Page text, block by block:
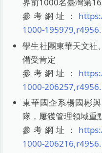
界前1000名臺灣第
參考網址：
1000-
學生社團東華天文社
備受肯定
參考網址：
1000-
東華國企系楊國彬
隊，屢獲管理領域重
參考網址：
1000-